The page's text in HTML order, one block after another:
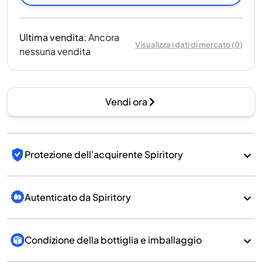
Ultima vendita:Ancora
nessuna vendita
Visualizza i dati di mercato(0)
Vendi ora
Protezione dell'acquirente Spiritory
Autenticato da Spiritory
Condizione della bottiglia e imballaggio